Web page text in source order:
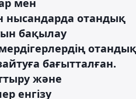
нысандарда отандық
бақылау
отандық
бағытталған.
және
енгізу